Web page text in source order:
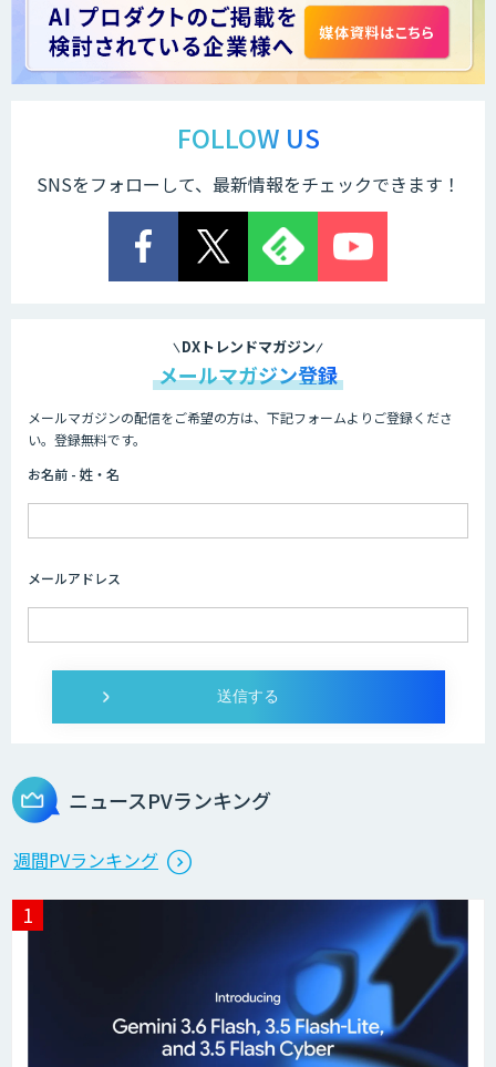
FOLLOW US
SNSをフォローして、最新情報をチェックできます！
DXトレンドマガジン
メールマガジン登録
メールマガジンの配信をご希望の方は、下記フォームよりご登録くださ
い。登録無料です。
お名前 - 姓・名
メールアドレス
ニュースPVランキング
週間PVランキング